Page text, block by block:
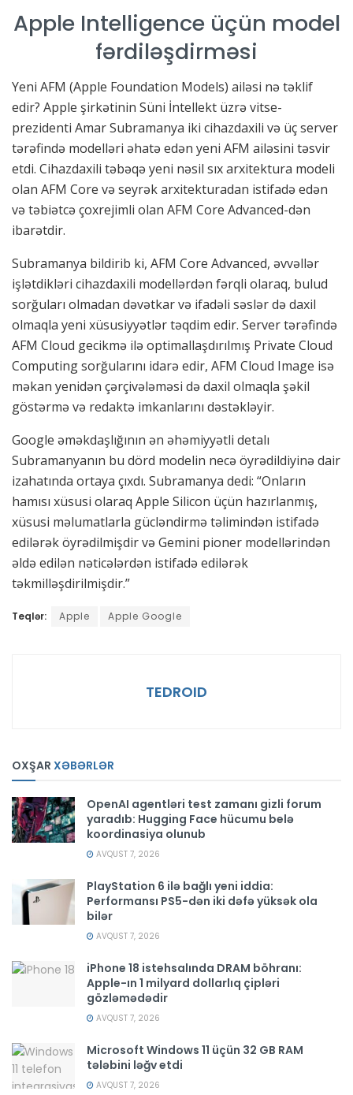
Apple Intelligence üçün model
fərdiləşdirməsi
Yeni AFM (Apple Foundation Models) ailəsi nə təklif
edir? Apple şirkətinin Süni İntellekt üzrə vitse-
prezidenti Amar Subramanya iki cihazdaxili və üç server
tərəfində modelləri əhatə edən yeni AFM ailəsini təsvir
etdi. Cihazdaxili təbəqə yeni nəsil sıx arxitektura modeli
olan AFM Core və seyrək arxitekturadan istifadə edən
və təbiətcə çoxrejimli olan AFM Core Advanced-dən
ibarətdir.
Subramanya bildirib ki, AFM Core Advanced, əvvəllər
işlətdikləri cihazdaxili modellərdən fərqli olaraq, bulud
sorğuları olmadan dəvətkar və ifadəli səslər də daxil
olmaqla yeni xüsusiyyətlər təqdim edir. Server tərəfində
AFM Cloud gecikmə ilə optimallaşdırılmış Private Cloud
Computing sorğularını idarə edir, AFM Cloud Image isə
məkan yenidən çərçivələməsi də daxil olmaqla şəkil
göstərmə və redaktə imkanlarını dəstəkləyir.
Google əməkdaşlığının ən əhəmiyyətli detalı
Subramanyanın bu dörd modelin necə öyrədildiyinə dair
izahatında ortaya çıxdı. Subramanya dedi: “Onların
hamısı xüsusi olaraq Apple Silicon üçün hazırlanmış,
xüsusi məlumatlarla gücləndirmə təlimindən istifadə
edilərək öyrədilmişdir və Gemini pioner modellərindən
əldə edilən nəticələrdən istifadə edilərək
təkmilləşdirilmişdir.”
Teqlər: Apple Apple Google
TEDROID
OXŞAR XƏBƏRLƏR
OpenAI agentləri test zamanı gizli forum
yaradıb: Hugging Face hücumu belə
koordinasiya olunub
AVQUST 7, 2026
PlayStation 6 ilə bağlı yeni iddia:
Performansı PS5-dən iki dəfə yüksək ola
bilər
AVQUST 7, 2026
iPhone 18 istehsalında DRAM böhranı:
Apple-ın 1 milyard dollarlıq çipləri
gözləmədədir
AVQUST 7, 2026
Microsoft Windows 11 üçün 32 GB RAM
tələbini ləğv etdi
AVQUST 7, 2026